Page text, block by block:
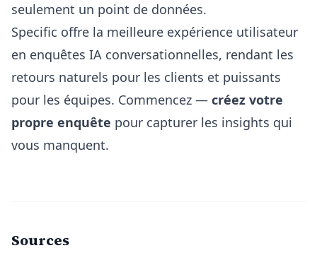
seulement un point de données.
Specific offre la meilleure expérience utilisateur
en enquêtes IA conversationnelles, rendant les
retours naturels pour les clients et puissants
pour les équipes. Commencez — créez votre
propre enquête pour capturer les insights qui
vous manquent.
Sources